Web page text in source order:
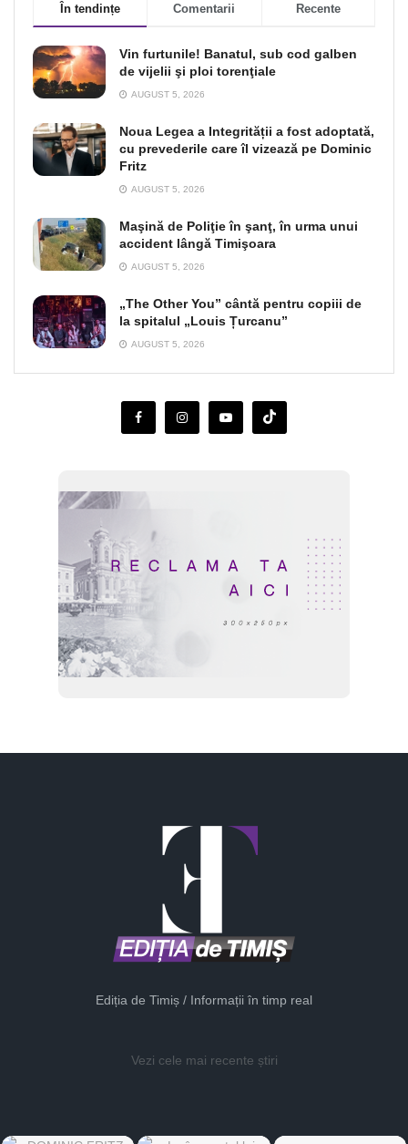
În tendințe Comentarii Recente
Vin furtunile! Banatul, sub cod galben
de vijelii şi ploi torenţiale
AUGUST 5, 2026
Noua Legea a Integrității a fost adoptată,
cu prevederile care îl vizează pe Dominic
Fritz
AUGUST 5, 2026
Maşină de Poliţie în şanţ, în urma unui
accident lângă Timişoara
AUGUST 5, 2026
„The Other You” cântă pentru copiii de
la spitalul „Louis Țurcanu”
AUGUST 5, 2026
Ediția de Timiș / Informații în timp real
Vezi cele mai recente știri